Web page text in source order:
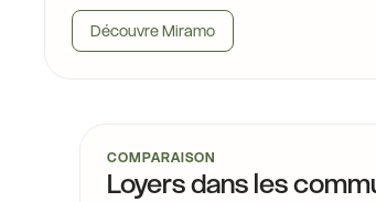
Découvre Miramo
COMPARAISON
Loyers dans les